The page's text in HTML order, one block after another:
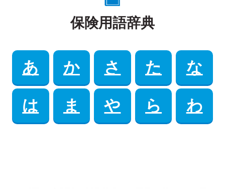
保険用語辞典
あ か さ た な
は ま や ら わ